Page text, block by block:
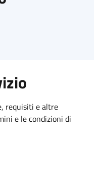
requisiti e altre
e le condizioni di